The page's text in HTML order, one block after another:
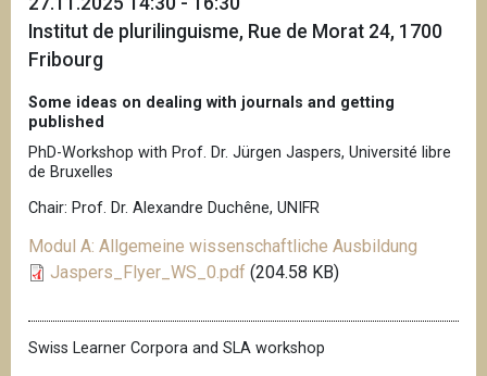
Institut de plurilinguisme, Rue de Morat 24, 1700
Fribourg
Some ideas on dealing with journals and getting
published
PhD-Workshop with Prof. Dr. Jürgen Jaspers, Université libre
de Bruxelles
Chair: Prof. Dr. Alexandre Duchêne, UNIFR
Modul A: Allgemeine wissenschaftliche Ausbildung
Jaspers_Flyer_WS_0.pdf (204.58 KB)
Swiss Learner Corpora and SLA workshop